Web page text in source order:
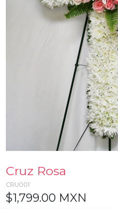
Cruz Rosa
CRU001
$1,799.00 MXN